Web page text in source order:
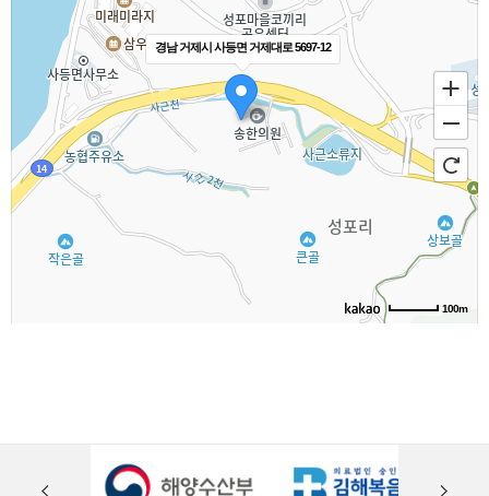
경남 거제시 사등면 거제대로 5697-12
100m